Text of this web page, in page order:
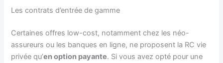
Les contrats d’entrée de gamme
Certaines offres low-cost, notamment chez les néo-
assureurs ou les banques en ligne, ne proposent la RC vie
privée qu’en option payante. Si vous avez opté pour une